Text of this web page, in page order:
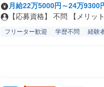
月給22万5000円～24万9300
【応募資格】 不問 【メリッ
フリーター歓迎 学歴不問 経験